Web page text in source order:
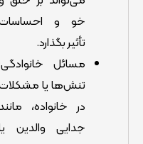
خو و
تأثیر بگذارد.
مسائل
تنش‌ها یا
در خانواده، مانند
جدایی والدین